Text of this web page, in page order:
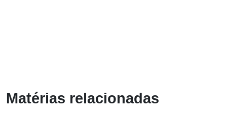
Matérias relacionadas